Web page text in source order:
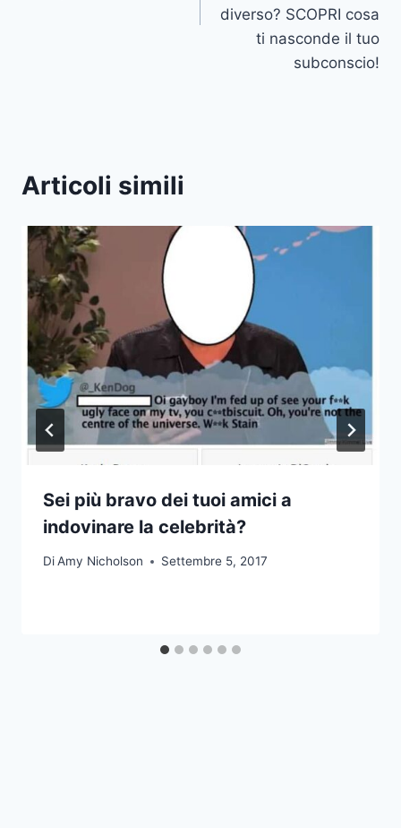
diverso? SCOPRI cosa
ti nasconde il tuo
subconscio!
Articoli simili
Sei più bravo dei tuoi amici a
indovinare la celebrità?
DiAmy Nicholson Settembre 5, 2017